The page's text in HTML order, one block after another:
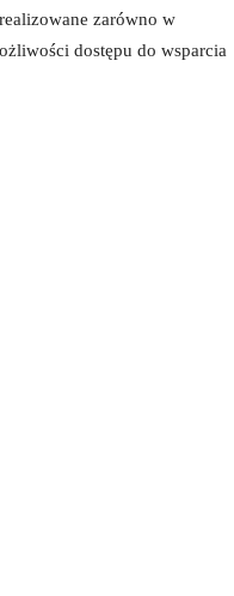
zarówno w
dostępu do wsparcia